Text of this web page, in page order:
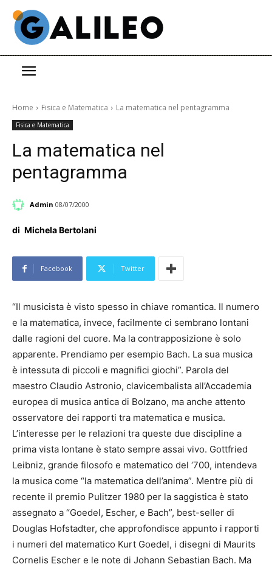
Home Fisica e Matematica La matematica nel pentagramma
Fisica e Matematica
La matematica nel
pentagramma
Admin 08/07/2000
di Michela Bertolani
Facebook Twitter
“Il musicista è visto spesso in chiave romantica. Il numero
e la matematica, invece, facilmente ci sembrano lontani
dalle ragioni del cuore. Ma la contrapposizione è solo
apparente. Prendiamo per esempio Bach. La sua musica
è intessuta di piccoli e magnifici giochi”. Parola del
maestro Claudio Astronio, clavicembalista all’Accademia
europea di musica antica di Bolzano, ma anche attento
osservatore dei rapporti tra matematica e musica.
L’interesse per le relazioni tra queste due discipline a
prima vista lontane è stato sempre assai vivo. Gottfried
Leibniz, grande filosofo e matematico del ‘700, intendeva
la musica come “la matematica dell’anima”. Mentre più di
recente il premio Pulitzer 1980 per la saggistica è stato
assegnato a “Goedel, Escher, e Bach”, best-seller di
Douglas Hofstadter, che approfondisce appunto i rapporti
i numeri del matematico Kurt Goedel, i disegni di Maurits
Cornelis Escher e le note di Johann Sebastian Bach. Ma